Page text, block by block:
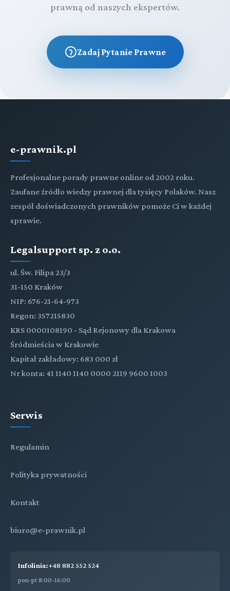
prawną od naszych ekspertów.
Zadaj Pytanie Prawne
e-prawnik.pl
Profesjonalne porady prawne online od 2002 roku.
Zaufane źródło wiedzy prawnej dla tysięcy Polaków. Nasz
zespół doświadczonych prawników pomoże Ci w każdej
sprawie.
Legalsupport sp. z o.o.
ul. Św. Filipa 23/3
31-150 Kraków
NIP: 676-21-64-973
Regon: 357215830
KRS 0000108190 - Sąd Rejonowy dla Krakowa
Śródmieścia w Krakowie
Kapitał zakładowy: 683 000 zł
Nr konta: 41 1140 1140 0000 2119 9600 1003
Serwis
Regulamin
Polityka prywatności
Kontakt
biuro@e-prawnik.pl
Infolinia:+48 882 552 524
pon-pt 8:00-16:00